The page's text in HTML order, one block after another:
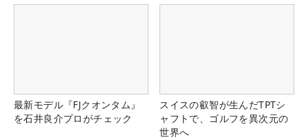
最新モデル『FJクオンタム』
を石井良介プロがチェック
スイスの叡智が生んだTPTシ
ャフトで、ゴルフを異次元の
世界へ